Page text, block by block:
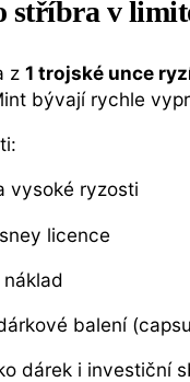
stříbra v
z1 trojské unce
bývají rychle
vysoké ryzosti
licence
balení
dárek i investiční